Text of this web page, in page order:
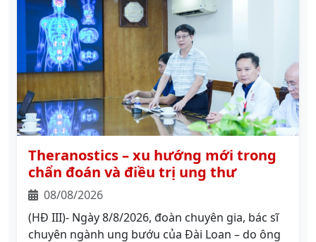
Theranostics – xu hướng mới trong
chẩn đoán và điều trị ung thư
08/08/2026
(HĐ III)- Ngày 8/8/2026, đoàn chuyên gia, bác sĩ
chuyên ngành ung bướu của Đài Loan – do ông